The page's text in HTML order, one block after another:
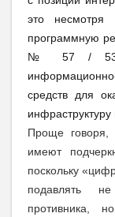
это
программную
№ 57 / 53 о
средств для
инфраструктуру
Проще
имеют
поскольку
подавлять
противника,